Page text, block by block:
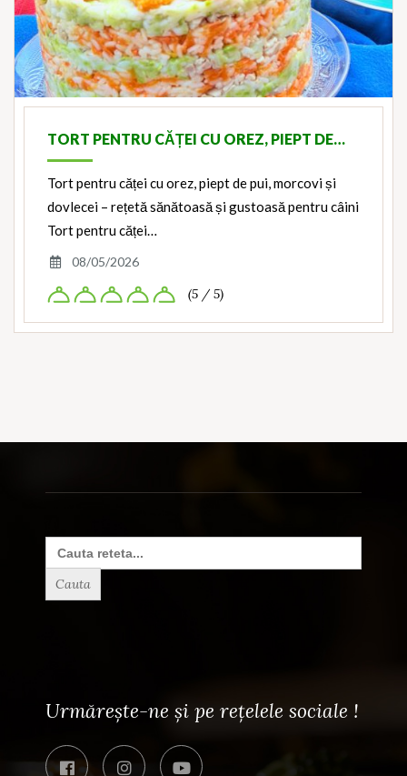
TORT PENTRU CĂȚEI CU OREZ, PIEPT DE…
Tort pentru căței cu orez, piept de pui, morcovi și
dovlecei – rețetă sănătoasă și gustoasă pentru câini
Tort pentru căței…
08/05/2026
(5 / 5)
Search
for:
Urmărește-ne și pe rețelele sociale !